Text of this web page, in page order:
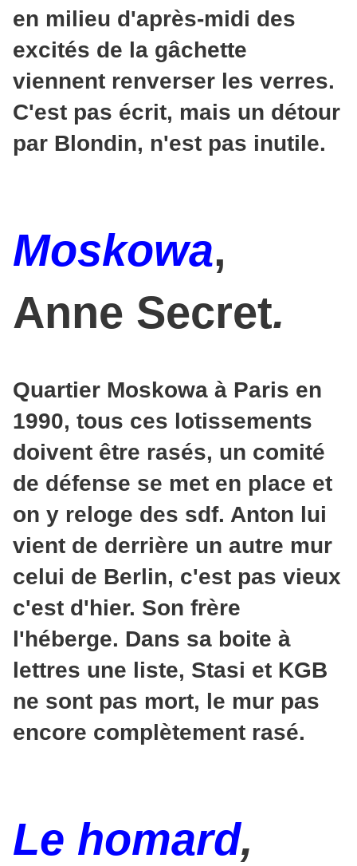
en milieu d'après-midi des
excités de la gâchette
viennent renverser les verres.
C'est pas écrit, mais un détour
par Blondin, n'est pas inutile.
Moskowa,
Anne Secret.
Quartier Moskowa à Paris en
1990, tous ces lotissements
doivent être rasés, un comité
de défense se met en place et
on y reloge des sdf. Anton lui
vient de derrière un autre mur
celui de Berlin, c'est pas vieux
c'est d'hier. Son frère
l'héberge. Dans sa boite à
lettres une liste, Stasi et KGB
ne sont pas mort, le mur pas
encore complètement rasé.
Le homard,